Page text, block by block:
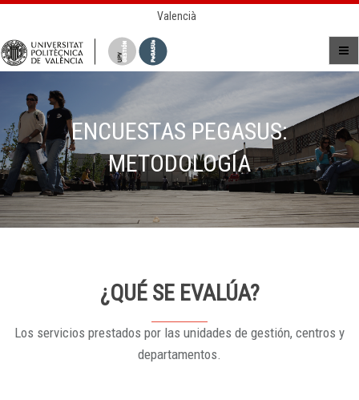
Valencià
ENCUESTAS PEGASUS:
METODOLOGÍA
¿QUÉ SE EVALÚA?
Los servicios prestados por las unidades de gestión, centros y
departamentos.